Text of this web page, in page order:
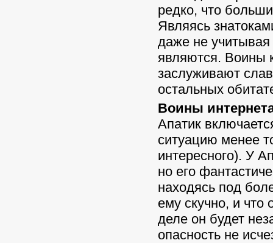
редко, что
Являясь
даже не учитывая
являются. Воины
заслуживают
остальных
Воины
Апатик
ситуацию менее
интересного). У
но его
находясь под
ему скучно, и
деле он будет
опасность не